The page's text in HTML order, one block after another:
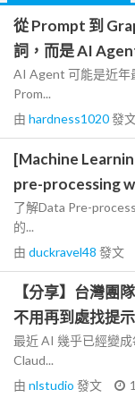
從 Prompt 到
詞，而是 AI
AI Agent 可能是近年
Prom...
由 hardness1020發
[Machine
pre-processing
了解Data Pre-
的...
由 duckravel48 發文
【分享】台灣團
不用再到處找提
最近 AI 幾乎已經變
Claud...
由 nlstudio 發文